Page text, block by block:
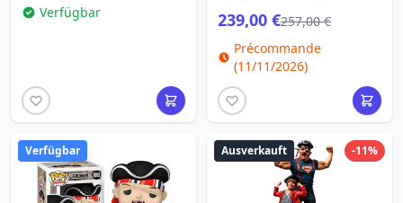
Verfügbar 239,00 €257,00 €
Précommande
(11/11/2026)
Verfügbar -11%
Ausverkauft